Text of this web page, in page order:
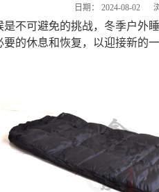
日期： 2024-08-02
不可避免的挑战，冬季户外
的休息和恢复，以迎接新的一